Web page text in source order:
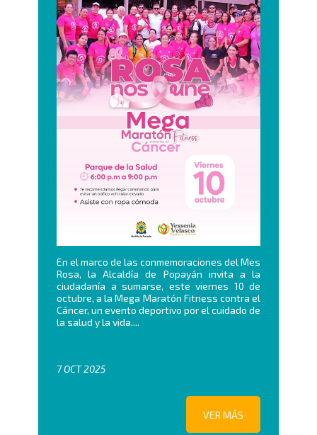
En el marco de las conmemoraciones del Mes
Rosa, la Alcaldía de Popayán invita a la
ciudadanía a sumarse, este viernes 10 de
octubre, a la Mega Maratón Fitness contra el
Cáncer, un evento deportivo por el cuidado de
la salud y la vida....
7 OCT 2025
VER MÁS